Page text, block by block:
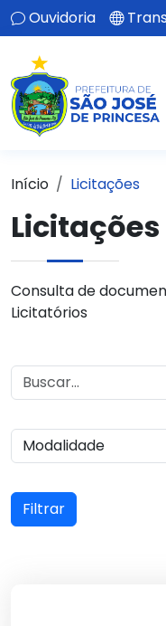
Ouvidoria
Início Licitações
Licitações
Consulta de
Licitatórios
Filtrar